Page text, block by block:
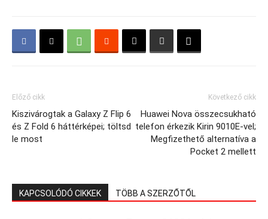
Előző cikk
Kiszivárogtak a Galaxy Z Flip 6
és Z Fold 6 háttérképei; töltsd
le most
Következő cikk
Huawei Nova összecsukható
telefon érkezik Kirin 9010E-vel;
Megfizethető alternatíva a
Pocket 2 mellett
KAPCSOLÓDÓ CIKKEK TÖBB A SZERZŐTŐL